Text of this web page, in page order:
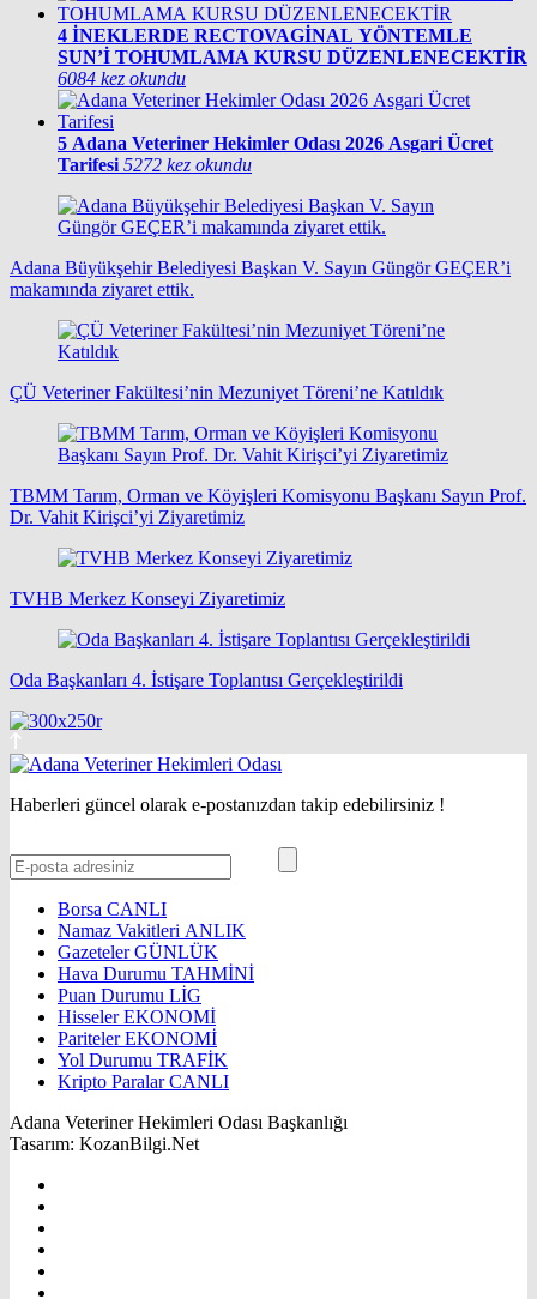
4 İNEKLERDE RECTOVAGİNAL YÖNTEMLE
SUN’İ TOHUMLAMA KURSU DÜZENLENECEKTİR
6084 kez okundu
5 Adana Veteriner Hekimler Odası 2026 Asgari Ücret
Tarifesi 5272 kez okundu
Adana Büyükşehir Belediyesi Başkan V. Sayın Güngör GEÇER’i
makamında ziyaret ettik.
ÇÜ Veteriner Fakültesi’nin Mezuniyet Töreni’ne Katıldık
TBMM Tarım, Orman ve Köyişleri Komisyonu Başkanı Sayın Prof.
Dr. Vahit Kirişci’yi Ziyaretimiz
TVHB Merkez Konseyi Ziyaretimiz
Oda Başkanları 4. İstişare Toplantısı Gerçekleştirildi
Haberleri güncel olarak e-postanızdan takip edebilirsiniz !
Borsa CANLI
Namaz Vakitleri ANLIK
GazetelerGÜNLÜK
Hava Durumu TAHMİNİ
Puan Durumu LİG
HisselerEKONOMİ
ParitelerEKONOMİ
Yol Durumu TRAFİK
Kripto ParalarCANLI
Adana Veteriner Hekimleri Odası Başkanlığı
Tasarım: KozanBilgi.Net